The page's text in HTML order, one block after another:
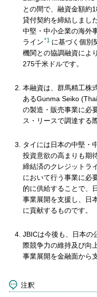
との間で、融資金額約
貸付契約を締結しまし
中堅・中小企業の海外
ライン*1 に基づく個別
機関との協調融資によ
275千米ドルです。
本融資は、群馬精工株
あるGunma Seiko
の製造・販売事業に必
ス・リースで調達する
タイには日本の中堅・
投資意欲の高まりも期
締結済のクレジットラ
において行う事業に必
的に供給することで、
事業展開を支援し、日
に貢献するものです。
JBICは今後も、日本の
際競争力の維持及び向
事業展開を金融面から
注釈